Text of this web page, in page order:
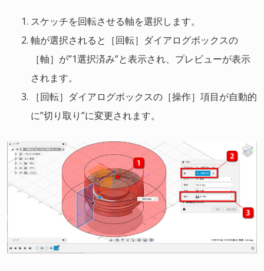
スケッチを回転させる軸を選択します。
軸が選択されると［回転］ダイアログボックスの
［軸］が”1選択済み”と表示され、プレビューが表示
されます。
［回転］ダイアログボックスの［操作］項目が自動的
に”切り取り”に変更されます。